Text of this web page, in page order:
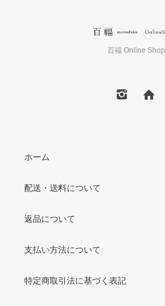
百福 Online Shop
ホーム
配送・送料について
返品について
支払い方法について
特定商取引法に基づく表記